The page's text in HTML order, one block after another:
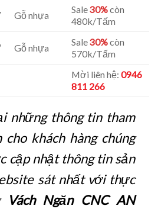
Gỗ nhựa
Sale30%còn
480k/Tấm
Gỗ nhựa
Sale30%còn
570k/Tấm
Mời liên hệ:0946
811 266
những thông tin tham
khách hàng chúng
cập nhật thông tin sản
sát nhất với thực
Vách Ngăn CNC AN